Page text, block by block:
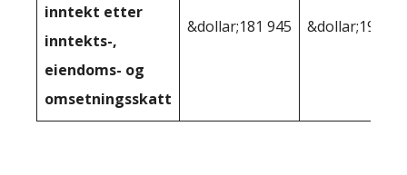
inntekt etter
inntekts-,
eiendoms- og
omsetningsskatt
&dollar;181 945